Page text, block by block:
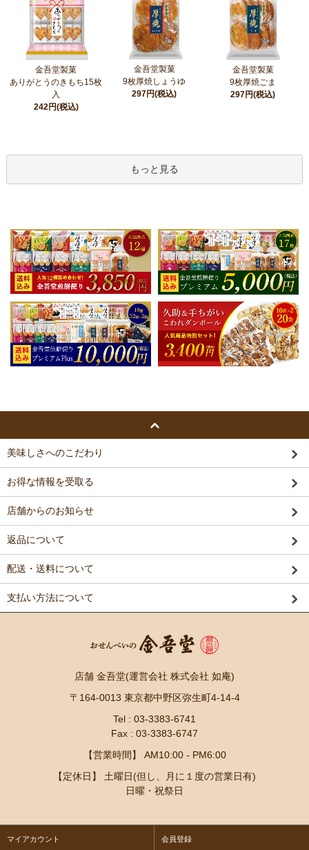
金吾堂製菓
ありがとうのきもち15枚
入
242円(税込)
金吾堂製菓
9枚厚焼しょうゆ
297円(税込)
金吾堂製菓
9枚厚焼ごま
297円(税込)
もっと見る
美味しさへのこだわり
お得な情報を受取る
店舗からのお知らせ
返品について
配送・送料について
支払い方法について
店舗 金吾堂(運営会社 株式会社 如庵)
〒164-0013 東京都中野区弥生町4-14-4
Tel : 03-3383-6741
Fax : 03-3383-6747
【営業時間】 AM10:00 - PM6:00
【定休日】 土曜日(但し、月に１度の営業日有)
日曜・祝祭日
マイアカウント 会員登録